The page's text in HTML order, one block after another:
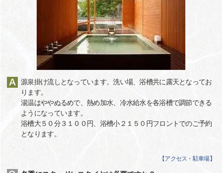
源泉掛け流しとなっています。洗い場、浴槽共に露天となってお
ります。
湯温はややぬるめで、熱め加水、冷水給水を各浴槽で調節できる
ようになっています。
浴槽大５０分３１００円、浴槽小２１５０円フロントでのご予約
となります。
【アクセス・駐車場】